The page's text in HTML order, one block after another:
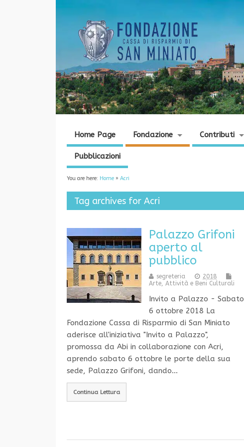
Home Page Fondazione Contributi
Pubblicazioni
You are here: Home »Acri
Tag archives for Acri
Palazzo Grifoni
aperto al
pubblico
segreteria
2018
Arte, Attività e Beni Culturali
Invito a Palazzo - Sabato
6 ottobre 2018 La
Fondazione Cassa di Risparmio di San Miniato
aderisce all'iniziativa "Invito a Palazzo",
promossa da Abi in collaborazione con Acri,
aprendo sabato 6 ottobre le porte della sua
sede, Palazzo Grifoni, dando…
Continua Lettura